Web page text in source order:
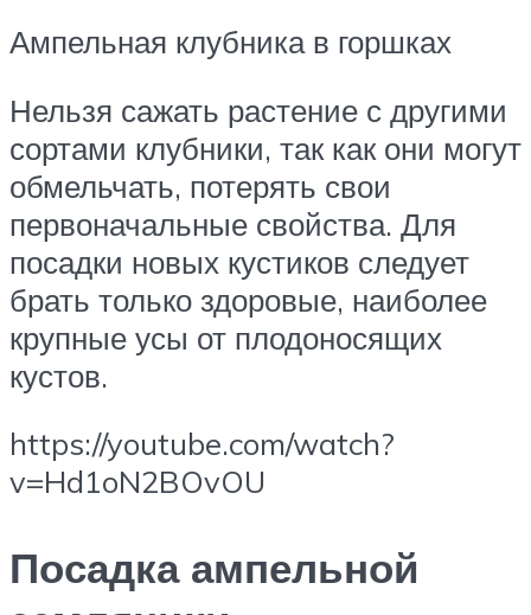
Ампельная клубника в горшках
Нельзя сажать растение с другими
сортами клубники, так как они могут
обмельчать, потерять свои
первоначальные свойства. Для
посадки новых кустиков следует
брать только здоровые, наиболее
крупные усы от плодоносящих
кустов.
https://youtube.com/watch?
v=Hd1oN2BOvOU
Посадка ампельной